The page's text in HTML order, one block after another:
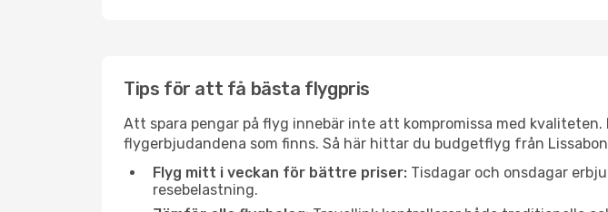
Tips för att få bästa flygpris
Att spara pengar på flyg innebär inte att kompromissa med
flygerbjudandena som finns. Så här hittar du budgetflyg från
Flyg mitt i veckan för bättre priser: Tisdagar och onsdagar
resebelastning.